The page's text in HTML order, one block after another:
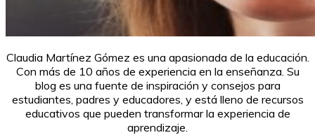
Claudia Martínez Gómez es una apasionada de la educación.
Con más de 10 años de experiencia en la enseñanza. Su
blog es una fuente de inspiración y consejos para
estudiantes, padres y educadores, y está lleno de recursos
educativos que pueden transformar la experiencia de
aprendizaje.